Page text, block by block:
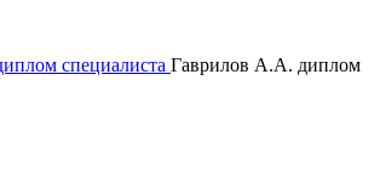
Гаврилов А.А. диплом